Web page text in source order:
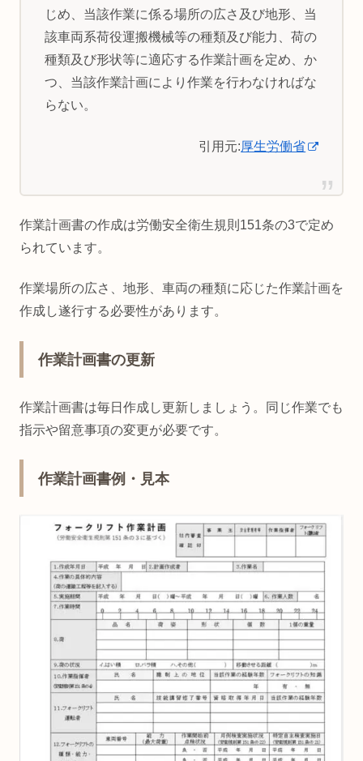
じめ、当該作業に係る場所の広さ及び地形、当
該車両系荷役運搬機械等の種類及び能力、荷の
種類及び形状等に適応する作業計画を定め、か
つ、当該作業計画により作業を行わなければな
らない。
引用元:厚生労働省
作業計画書の作成は労働安全衛生規則151条の3で定め
られています。
作業場所の広さ、地形、車両の種類に応じた作業計画を
作成し遂行する必要性があります。
作業計画書の更新
作業計画書は毎日作成し更新しましょう。同じ作業でも
指示や留意事項の変更が必要です。
作業計画書例・見本